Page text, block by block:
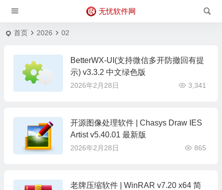
无忧软件网
首页 2026 02
BetterWX-UI(支持微信多开防撤回有提
示) v3.3.2 中文绿色版
2026年2月28日 3,341
开源图像处理软件 | Chasys Draw IES
Artist v5.40.01 最新版
2026年2月28日 865
老牌压缩软件 | WinRAR v7.20 x64 简